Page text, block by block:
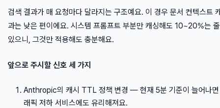
검색 결과가 매 요청마다 달라지는 구조예요. 이 경우 문서 컨텍스트
과는 낮은 편이에요. 시스템 프롬프트 부분만 캐싱해도 10~20%는
있으니, 그것만 적용해도 충분해요.
앞으로 주시할 신호 세 가지
Anthropic의 캐시 TTL 정책 변경 — 현재 5분 기준이 늘어나면
래픽 저하 서비스에도 유리해져요.